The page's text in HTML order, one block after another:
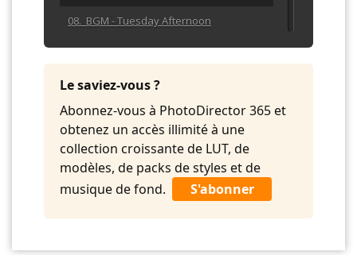
08. BGM - Tuesday Afternoon
09. BGM - With You in My Arms
10. BGM - Woodwinds Please
Le saviez-vous ?
Abonnez-vous à PhotoDirector 365 et
obtenez un accès illimité à une
collection croissante de LUT, de
modèles, de packs de styles et de
musique de fond.
S'abonner